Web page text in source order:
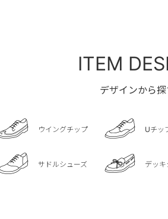
ITEM
デザインから探
ウイングチップ Uチッ
サドルシューズ デッキ